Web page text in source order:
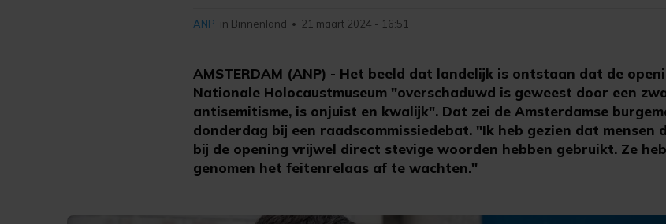
AMSTERDAM (ANP) - Het beeld dat landelijk is ontstaan dat de
Nationale Holocaustmuseum "overschaduwd is geweest door een
antisemitisme, is onjuist en kwalijk". Dat zei de Amsterdamse
donderdag bij een raadscommissiedebat. "Ik heb gezien dat mensen
bij de opening vrijwel direct stevige woorden hebben gebruikt. Ze
genomen het feitenrelaas af te wachten."
ANP in Binnenland • 21 maart 2024 - 16:51